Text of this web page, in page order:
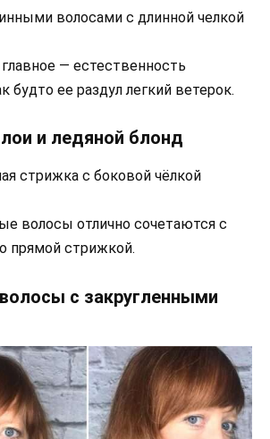
— естественность
будто ее раздул легкий ветерок.
и ледяной блонд
волосы отлично сочетаются с
прямой стрижкой.
с закругленными